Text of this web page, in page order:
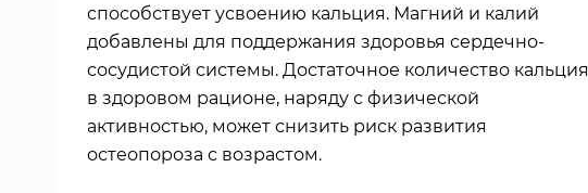
способствует усвоению кальция. Магний и калий
добавлены для поддержания здоровья сердечно-
сосудистой системы. Достаточное количество кальция
в здоровом рационе, наряду с физической
активностью, может снизить риск развития
остеопороза с возрастом.